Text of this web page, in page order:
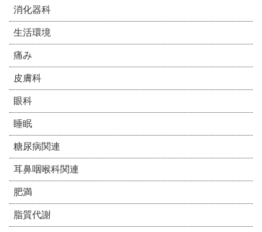
消化器科
生活環境
痛み
皮膚科
眼科
睡眠
糖尿病関連
耳鼻咽喉科関連
肥満
脂質代謝